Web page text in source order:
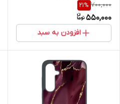
Galaxy A36
700,000
21%
550,000
افزودن به سبد